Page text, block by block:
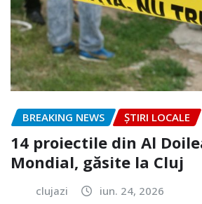
BREAKING NEWS ȘTIRI LOCALE
14 proiectile din Al
Mondial, găsite la Cluj
clujazi iun. 24, 2026